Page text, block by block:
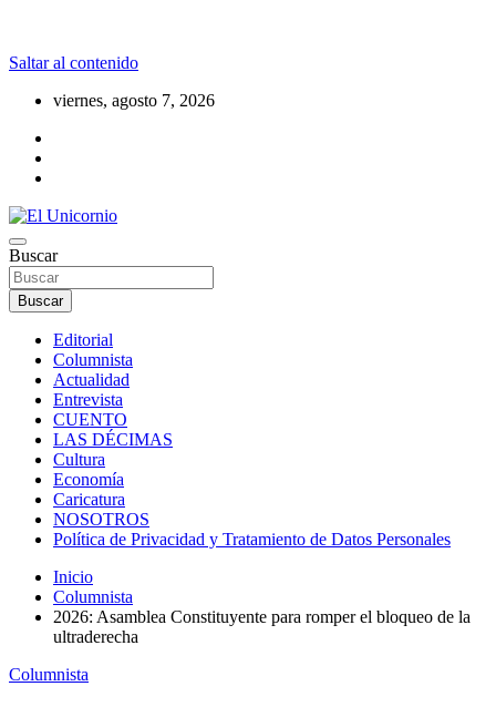
Saltar al contenido
viernes, agosto 7, 2026
El Unicornio
La realidad supera la fantasía
Buscar
Buscar
Editorial
Columnista
Actualidad
Entrevista
CUENTO
LAS DÉCIMAS
Cultura
Economía
Caricatura
NOSOTROS
Política de Privacidad y Tratamiento de Datos Personales
Inicio
Columnista
2026: Asamblea Constituyente para romper el bloqueo de la
ultraderecha
Columnista